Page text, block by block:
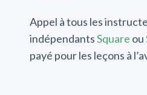
Appel à tous les
indépendantsSquare ou
payé pour les leçons à